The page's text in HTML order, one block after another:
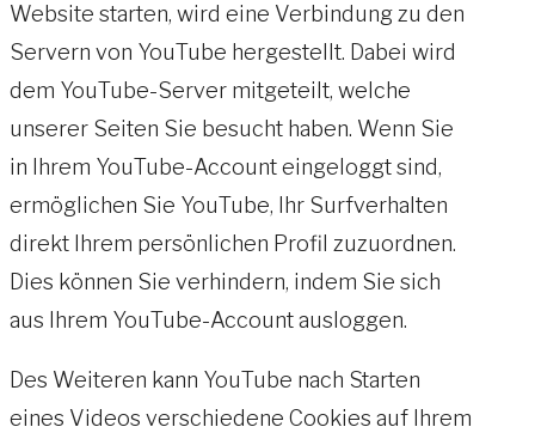
Website starten, wird eine Verbindung zu den
Servern von YouTube hergestellt. Dabei wird
dem YouTube-Server mitgeteilt, welche
unserer Seiten Sie besucht haben. Wenn Sie
in Ihrem YouTube-Account eingeloggt sind,
ermöglichen Sie YouTube, Ihr Surfverhalten
direkt Ihrem persönlichen Profil zuzuordnen.
Dies können Sie verhindern, indem Sie sich
aus Ihrem YouTube-Account ausloggen.
Des Weiteren kann YouTube nach Starten
eines Videos verschiedene Cookies auf Ihrem